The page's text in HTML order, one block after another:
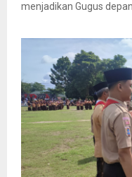
menjadikan Gugus